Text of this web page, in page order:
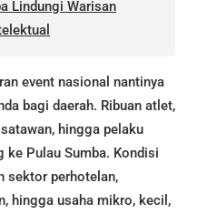
Lindungi Warisan
event nasional nantinya
bagi daerah. Ribuan atlet,
hingga pelaku
ke Pulau Sumba. Kondisi
sektor perhotelan,
hingga usaha mikro, kecil,